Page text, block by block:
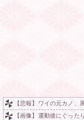
【悲報】ワイの元カノ、
【画像】運動後にぐった